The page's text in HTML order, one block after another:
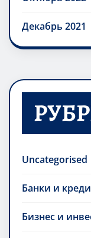
Декабрь 2021
Uncategorised
Банки и
Бизнес и